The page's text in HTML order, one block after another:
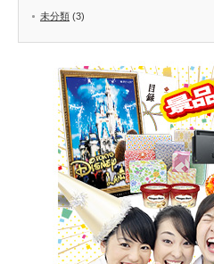
未分類 (3)